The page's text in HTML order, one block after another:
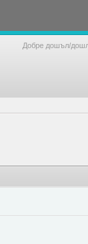
Добре дошъл/